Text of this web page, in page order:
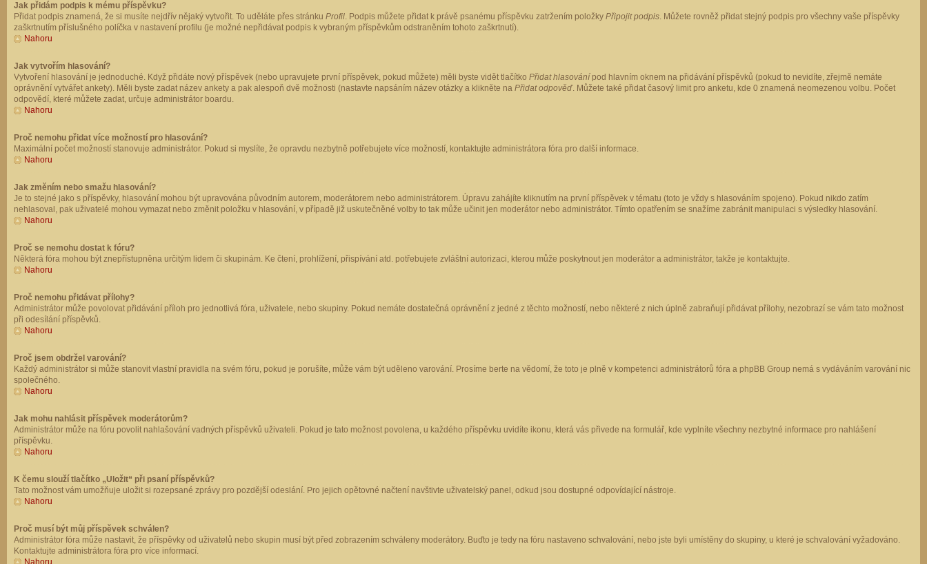
Jak přidám podpis k mému příspěvku?
Přidat podpis znamená, že si musíte nejdřív nějaký vytvořit. To uděláte přes stránku Profil. Podpis můžete přidat k právě psanému příspěvku zatržením položky Připojit podpis. Můžete rovněž přidat stejný podpis pro všechny vaše příspěvky
zaškrtnutím příslušného políčka v nastavení profilu (je možné nepřidávat podpis k vybraným příspěvkům odstraněním tohoto zaškrtnutí).
Nahoru
Jak vytvořím hlasování?
Vytvoření hlasování je jednoduché. Když přidáte nový příspěvek (nebo upravujete první příspěvek, pokud můžete) měli byste vidět tlačítko Přidat hlasování pod hlavním oknem na přidávání příspěvků (pokud to nevidíte, zřejmě nemáte
oprávnění vytvářet ankety). Měli byste zadat název ankety a pak alespoň dvě možnosti (nastavte napsáním název otázky a klikněte na Přidat odpověď. Můžete také přidat časový limit pro anketu, kde 0 znamená neomezenou volbu. Počet
odpovědí, které můžete zadat, určuje administrátor boardu.
Nahoru
Proč nemohu přidat více možností pro hlasování?
Maximální počet možností stanovuje administrátor. Pokud si myslíte, že opravdu nezbytně potřebujete více možností, kontaktujte administrátora fóra pro další informace.
Nahoru
Jak změním nebo smažu hlasování?
Je to stejné jako s příspěvky, hlasování mohou být upravována původním autorem, moderátorem nebo administrátorem. Úpravu zahájíte kliknutím na první příspěvek v tématu (toto je vždy s hlasováním spojeno). Pokud nikdo zatím
nehlasoval, pak uživatelé mohou vymazat nebo změnit položku v hlasování, v případě již uskutečněné volby to tak může učinit jen moderátor nebo administrátor. Tímto opatřením se snažíme zabránit manipulaci s výsledky hlasování.
Nahoru
Proč se nemohu dostat k fóru?
Některá fóra mohou být znepřístupněna určitým lidem či skupinám. Ke čtení, prohlížení, přispívání atd. potřebujete zvláštní autorizaci, kterou může poskytnout jen moderátor a administrátor, takže je kontaktujte.
Nahoru
Proč nemohu přidávat přílohy?
Administrátor může povolovat přidávání příloh pro jednotlivá fóra, uživatele, nebo skupiny. Pokud nemáte dostatečná oprávnění z jedné z těchto možností, nebo některé z nich úplně zabraňují přidávat přílohy, nezobrazí se vám tato možnost
při odesílání příspěvků.
Nahoru
Proč jsem obdržel varování?
Každý administrátor si může stanovit vlastní pravidla na svém fóru, pokud je porušíte, může vám být uděleno varování. Prosíme berte na vědomí, že toto je plně v kompetenci administrátorů fóra a phpBB Group nemá s vydáváním varování nic
společného.
Nahoru
Jak mohu nahlásit příspěvek moderátorům?
Administrátor může na fóru povolit nahlašování vadných příspěvků uživateli. Pokud je tato možnost povolena, u každého příspěvku uvidíte ikonu, která vás přivede na formulář, kde vyplníte všechny nezbytné informace pro nahlášení
příspěvku.
Nahoru
K čemu slouží tlačítko „Uložit“ při psaní příspěvků?
Tato možnost vám umožňuje uložit si rozepsané zprávy pro pozdější odeslání. Pro jejich opětovné načtení navštivte uživatelský panel, odkud jsou dostupné odpovídající nástroje.
Nahoru
Proč musí být můj příspěvek schválen?
Administrátor fóra může nastavit, že příspěvky od uživatelů nebo skupin musí být před zobrazením schváleny moderátory. Buďto je tedy na fóru nastaveno schvalování, nebo jste byli umístěny do skupiny, u které je schvalování vyžadováno.
Kontaktujte administrátora fóra pro více informací.
Nahoru